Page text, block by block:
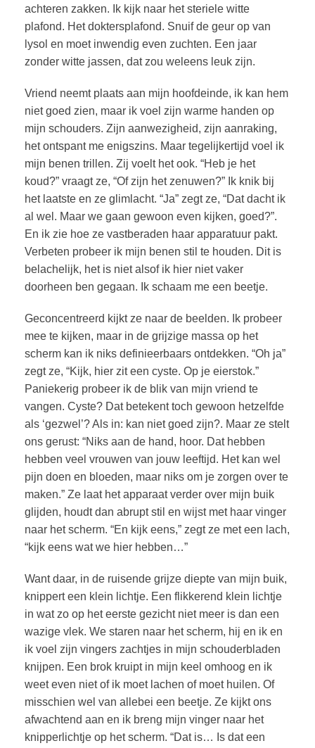
achteren zakken. Ik kijk naar het steriele witte
plafond. Het doktersplafond. Snuif de geur op van
lysol en moet inwendig even zuchten. Een jaar
zonder witte jassen, dat zou weleens leuk zijn.
Vriend neemt plaats aan mijn hoofdeinde, ik kan hem
niet goed zien, maar ik voel zijn warme handen op
mijn schouders. Zijn aanwezigheid, zijn aanraking,
het ontspant me enigszins. Maar tegelijkertijd voel ik
mijn benen trillen. Zij voelt het ook. “Heb je het
koud?” vraagt ze, “Of zijn het zenuwen?” Ik knik bij
het laatste en ze glimlacht. “Ja” zegt ze, “Dat dacht ik
al wel. Maar we gaan gewoon even kijken, goed?”.
En ik zie hoe ze vastberaden haar apparatuur pakt.
Verbeten probeer ik mijn benen stil te houden. Dit is
belachelijk, het is niet alsof ik hier niet vaker
doorheen ben gegaan. Ik schaam me een beetje.
Geconcentreerd kijkt ze naar de beelden. Ik probeer
mee te kijken, maar in de grijzige massa op het
scherm kan ik niks definieerbaars ontdekken. “Oh ja”
zegt ze, “Kijk, hier zit een cyste. Op je eierstok.”
Paniekerig probeer ik de blik van mijn vriend te
vangen. Cyste? Dat betekent toch gewoon hetzelfde
als ‘gezwel’? Als in: kan niet goed zijn?. Maar ze stelt
ons gerust: “Niks aan de hand, hoor. Dat hebben
hebben veel vrouwen van jouw leeftijd. Het kan wel
pijn doen en bloeden, maar niks om je zorgen over te
maken.” Ze laat het apparaat verder over mijn buik
glijden, houdt dan abrupt stil en wijst met haar vinger
naar het scherm. “En kijk eens,” zegt ze met een lach,
“kijk eens wat we hier hebben…”
Want daar, in de ruisende grijze diepte van mijn buik,
knippert een klein lichtje. Een flikkerend klein lichtje
in wat zo op het eerste gezicht niet meer is dan een
wazige vlek. We staren naar het scherm, hij en ik en
ik voel zijn vingers zachtjes in mijn schouderbladen
knijpen. Een brok kruipt in mijn keel omhoog en ik
weet even niet of ik moet lachen of moet huilen. Of
misschien wel van allebei een beetje. Ze kijkt ons
afwachtend aan en ik breng mijn vinger naar het
knipperlichtje op het scherm. “Dat is… Is dat een